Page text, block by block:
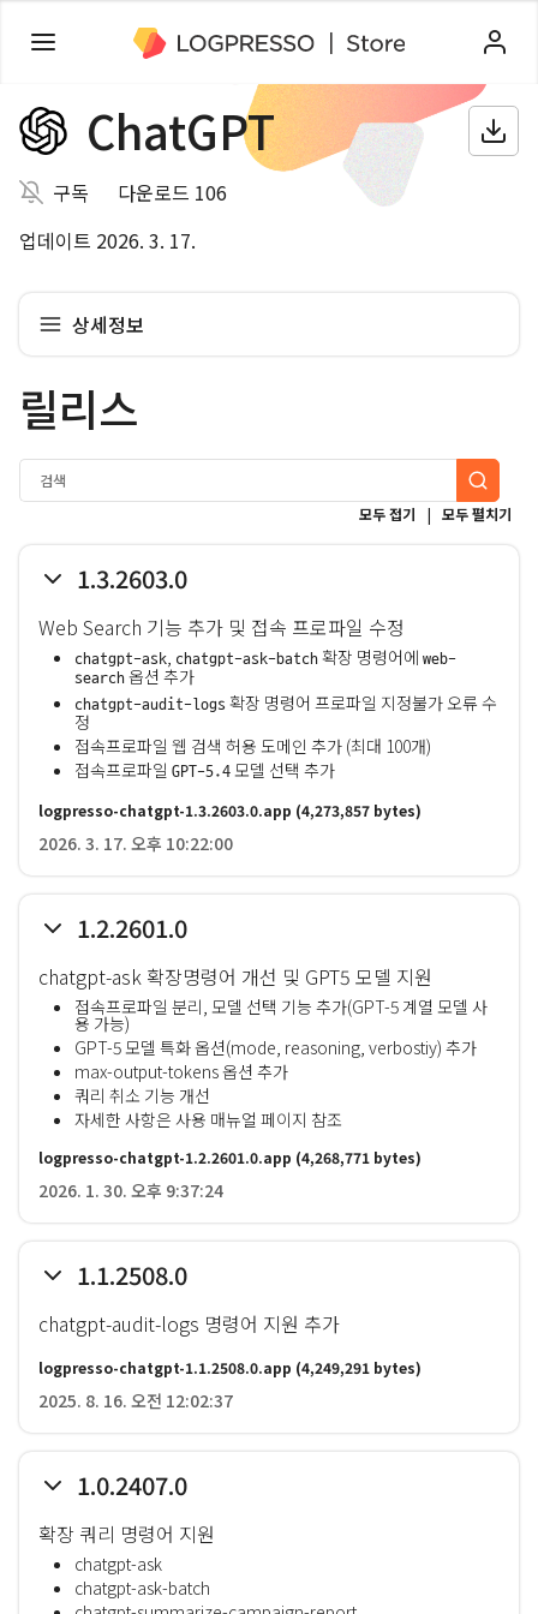
ChatGPT
구독
다운로드 106
업데이트 2026. 3. 17.
상세정보
릴리스
모두 접기 | 모두 펼치기
1.3.2603.0
Web Search 기능 추가 및 접속 프로파일 수정
chatgpt-ask, chatgpt-ask-batch 확장 명령어에 web-
search 옵션 추가
chatgpt-audit-logs 확장 명령어 프로파일 지정불가 오류 수
정
접속프로파일 웹 검색 허용 도메인 추가 (최대 100개)
접속프로파일 GPT-5.4 모델 선택 추가
logpresso-chatgpt-1.3.2603.0.app (4,273,857 bytes)
2026. 3. 17. 오후 10:22:00
1.2.2601.0
chatgpt-ask 확장명령어 개선 및 GPT5 모델 지원
접속프로파일 분리, 모델 선택 기능 추가(GPT-5 계열 모델 사
용 가능)
GPT-5 모델 특화 옵션(mode, reasoning, verbostiy) 추가
max-output-tokens 옵션 추가
쿼리 취소 기능 개선
자세한 사항은 사용 매뉴얼 페이지 참조
logpresso-chatgpt-1.2.2601.0.app (4,268,771 bytes)
2026. 1. 30. 오후 9:37:24
1.1.2508.0
chatgpt-audit-logs 명령어 지원 추가
logpresso-chatgpt-1.1.2508.0.app (4,249,291 bytes)
2025. 8. 16. 오전 12:02:37
1.0.2407.0
확장 쿼리 명령어 지원
chatgpt-ask
chatgpt-ask-batch